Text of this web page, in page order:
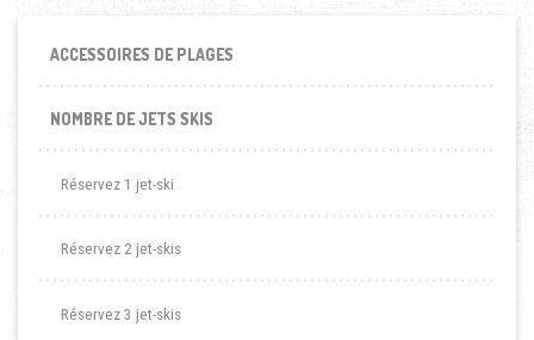
ACCESSOIRES DE PLAGES
NOMBRE DE JETS SKIS
Réservez 1 jet-ski
Réservez 2 jet-skis
Réservez 3 jet-skis